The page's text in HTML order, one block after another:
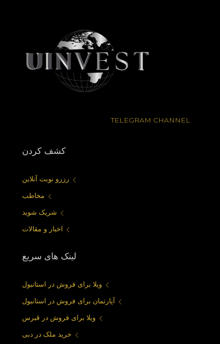
TELEGRAM CHANNEL
كشف كردن
رزرو نوبت آنلاین
مخاطب
شریک شوید
اخبار و مقالات
لینک های سریع
ویلا برای فروش در استانبول
آپارتمان برای فروش در استانبول
ویلا برای فروش در قبرس
خرید ملک در دبی